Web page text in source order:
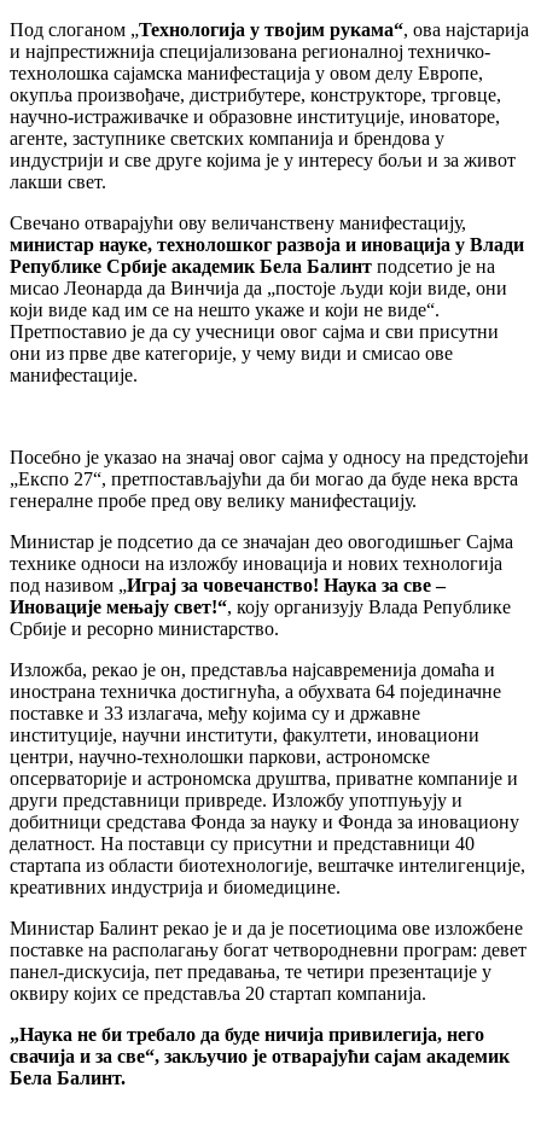
Под слоганом „Технологија у твојим рукама“, ова најстарија
и најпрестижнија специјализована регионалној техничко-
технолошка сајамска манифестација у овом делу Европе,
окупља произвођаче, дистрибутере, конструкторе, трговце,
научно-истраживачке и образовне институције, иноваторе,
агенте, заступнике светских компанија и брендова у
индустрији и све друге којима је у интересу бољи и за живот
лакши свет.
Свечано отварајући ову величанствену манифестацију,
министар науке, технолошког развоја и иновација у Влади
Републике Србије академик Бела Балинт подсетио је на
мисао Леонарда да Винчија да „постоје људи који виде, они
који виде кад им се на нешто укаже и који не виде“.
Претпоставио је да су учесници овог сајма и сви присутни
они из прве две категорије, у чему види и смисао ове
манифестације.
Посебно је указао на значај овог сајма у односу на предстојећи
„Експо 27“, претпостављајући да би могао да буде нека врста
генералне пробе пред ову велику манифестацију.
Министар је подсетио да се значајан део овогодишњег Сајма
технике односи на изложбу иновација и нових технологија
под називом „Играј за човечанство! Наука за све –
Иновације мењају свет!“, коју организују Влада Републике
Србије и ресорно министарство.
Изложба, рекао је он, представља најсавременија домаћа и
инострана техничка достигнућа, а обухвата 64 појединачне
поставке и 33 излагача, међу којима су и државне
институције, научни институти, факултети, иновациони
центри, научно-технолошки паркови, астрономске
опсерваторије и астрономска друштва, приватне компаније и
други представници привреде. Изложбу употпуњују и
добитници средстава Фонда за науку и Фонда за иновациону
делатност. На поставци су присутни и представници 40
стартапа из области биотехнологије, вештачке интелигенције,
креативних индустрија и биомедицине.
Министар Балинт рекао је и да је посетиоцима ове изложбене
поставке на располагању богат четвородневни програм: девет
панел-дискусија, пет предавања, те четири презентације у
оквиру којих се представља 20 стартап компанија.
„Наука не би требало да буде ничија привилегија, него
свачија и за све“, закључио је отварајући сајам академик
Бела Балинт.